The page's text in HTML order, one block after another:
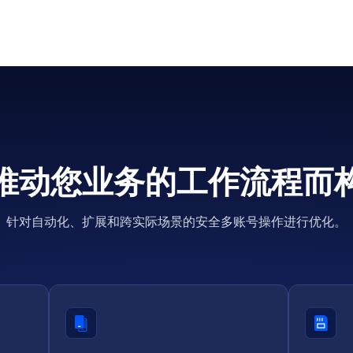
动您业务的工作流程而
针对自动化、扩展和跨实际场景的安全多账号操作进行优化。